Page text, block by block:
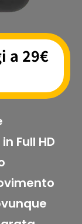
a 29€
Full HD